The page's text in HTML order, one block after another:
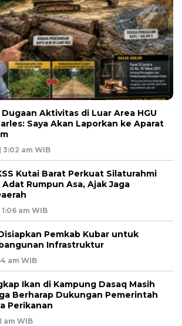
Aktivitas di Luar Area HGU
Saya Akan Laporkan ke Aparat
am WIB
Kutai Barat Perkuat Silaturahmi
Rumpun Asa, Ajak Jaga
am WIB
Pemkab Kubar untuk
Infrastruktur
am WIB
Ikan di Kampung Dasaq Masih
Berharap Dukungan Pemerintah
Perikanan
am WIB